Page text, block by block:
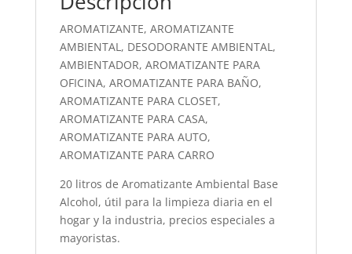
AROMATIZANTE, AROMATIZANTE
AMBIENTAL, DESODORANTE AMBIENTAL,
AMBIENTADOR, AROMATIZANTE PARA
OFICINA, AROMATIZANTE PARA BAÑO,
AROMATIZANTE PARA CLOSET,
AROMATIZANTE PARA CASA,
AROMATIZANTE PARA AUTO,
AROMATIZANTE PARA CARRO
20 litros de Aromatizante Ambiental Base
Alcohol, útil para la limpieza diaria en el
hogar y la industria, precios especiales a
mayoristas.